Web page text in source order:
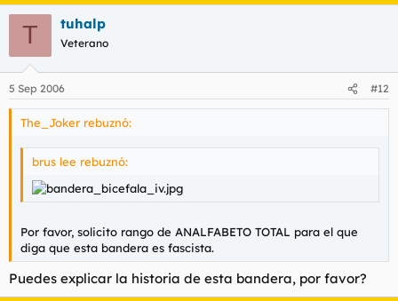
y/o negar la existencia o pertenecia de su región a España,
gritar por la calle viva la República o cosas por el estilo.
T tuhalp
Veterano
5 Sep 2006 #12
The_Joker rebuznó:
brus lee rebuznó:
Por favor, solicito rango de ANALFABETO TOTAL para el que
diga que esta bandera es fascista.
Puedes explicar la historia de esta bandera, por favor?